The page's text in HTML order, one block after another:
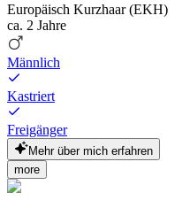
Europäisch Kurzhaar (EKH)
ca. 2 Jahre
Männlich
Kastriert
Freigänger
Mehr über mich erfahren
more